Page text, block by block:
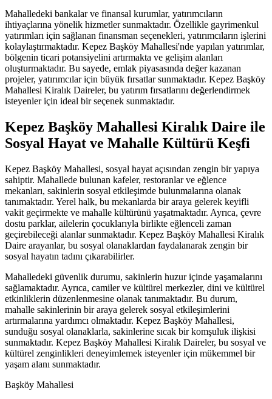
Mahalledeki bankalar ve finansal kurumlar, yatırımcıların
ihtiyaçlarına yönelik hizmetler sunmaktadır. Özellikle gayrimenkul
yatırımları için sağlanan finansman seçenekleri, yatırımcıların işlerini
kolaylaştırmaktadır. Kepez Başköy Mahallesi'nde yapılan yatırımlar,
bölgenin ticari potansiyelini artırmakta ve gelişim alanları
oluşturmaktadır. Bu sayede, emlak piyasasında değer kazanan
projeler, yatırımcılar için büyük fırsatlar sunmaktadır. Kepez Başköy
Mahallesi Kiralık Daireler, bu yatırım fırsatlarını değerlendirmek
isteyenler için ideal bir seçenek sunmaktadır.
Kepez Başköy Mahallesi Kiralık Daire ile
Sosyal Hayat ve Mahalle Kültürü Keşfi
Kepez Başköy Mahallesi, sosyal hayat açısından zengin bir yapıya
sahiptir. Mahallede bulunan kafeler, restoranlar ve eğlence
mekanları, sakinlerin sosyal etkileşimde bulunmalarına olanak
tanımaktadır. Yerel halk, bu mekanlarda bir araya gelerek keyifli
vakit geçirmekte ve mahalle kültürünü yaşatmaktadır. Ayrıca, çevre
dostu parklar, ailelerin çocuklarıyla birlikte eğlenceli zaman
geçirebileceği alanlar sunmaktadır. Kepez Başköy Mahallesi Kiralık
Daire arayanlar, bu sosyal olanaklardan faydalanarak zengin bir
sosyal hayatın tadını çıkarabilirler.
Mahalledeki güvenlik durumu, sakinlerin huzur içinde yaşamalarını
sağlamaktadır. Ayrıca, camiler ve kültürel merkezler, dini ve kültürel
etkinliklerin düzenlenmesine olanak tanımaktadır. Bu durum,
mahalle sakinlerinin bir araya gelerek sosyal etkileşimlerini
artırmalarına yardımcı olmaktadır. Kepez Başköy Mahallesi,
sunduğu sosyal olanaklarla, sakinlerine sıcak bir komşuluk ilişkisi
sunmaktadır. Kepez Başköy Mahallesi Kiralık Daireler, bu sosyal ve
kültürel zenginlikleri deneyimlemek isteyenler için mükemmel bir
yaşam alanı sunmaktadır.
Başköy Mahallesi